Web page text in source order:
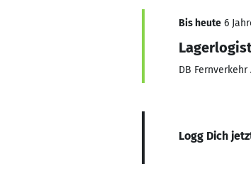
Bis heute 6
DB Fernverkehr
Logg Dich